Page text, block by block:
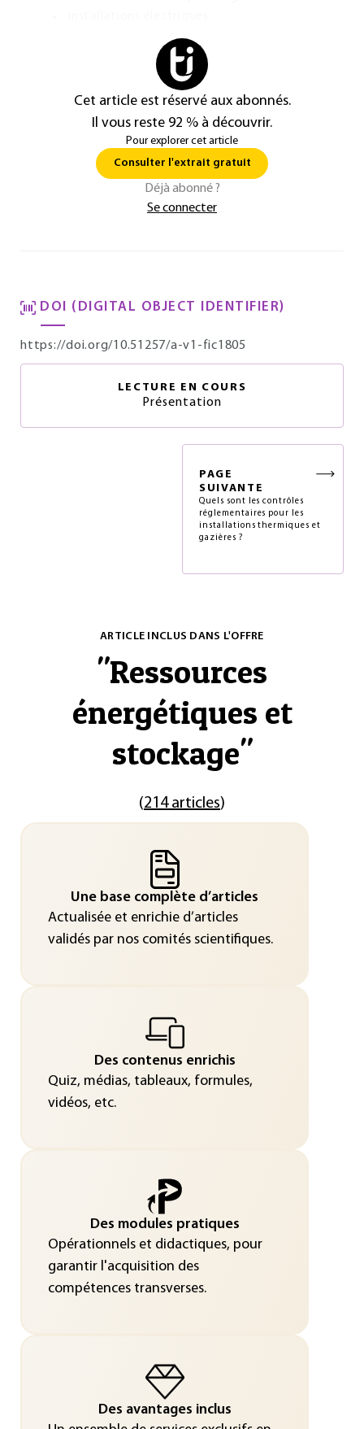
Cet article est réservé aux abonnés.
Il vous reste 92 % à découvrir.
Pour explorer cet article
Consulter l'extrait gratuit
Déjà abonné ?
Se connecter
DOI (DIGITAL OBJECT IDENTIFIER)
https://doi.org/10.51257/a-v1-fic1805
LECTURE EN COURS
Présentation
PAGE
SUIVANTE
Quels sont les contrôles
réglementaires pour les
installations thermiques et
gazières ?
ARTICLE INCLUS DANS L'OFFRE
"Ressources
énergétiques et
stockage"
(214 articles)
Une base complète d’articles
Actualisée et enrichie d’articles
validés par nos comités scientifiques.
Des contenus enrichis
Quiz, médias, tableaux, formules,
vidéos, etc.
Des modules pratiques
Opérationnels et didactiques, pour
garantir l'acquisition des
compétences transverses.
Des avantages inclus